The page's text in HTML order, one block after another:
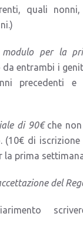
quali
per la
entrambi i
precedenti
di 90€che
(10€ di
la prima
del